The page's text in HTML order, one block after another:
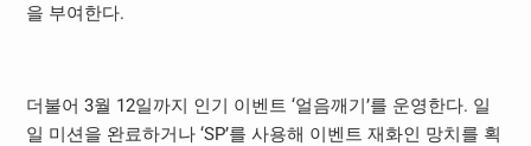
을 부여한다.
더불어 3월 12일까지 인기 이벤트 ‘얼음깨기’를 운영한다. 일
일 미션을 완료하거나 ‘SP’를 사용해 이벤트 재화인 망치를 획